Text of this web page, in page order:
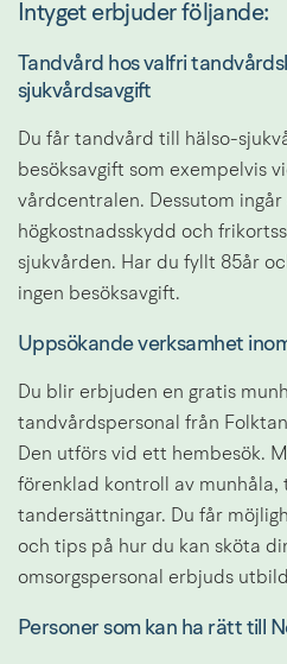
Intyget erbjuder följande:
Tandvård hos valfri
sjukvårdsavgift
Du får tandvård till hälso-
besöksavgift som exempelvis
vårdcentralen. Dessutom
högkostnadsskydd och
sjukvården. Har du fyllt 85år
ingen besöksavgift.
Uppsökande verksamhet
Du blir erbjuden en gratis
tandvårdspersonal från
Den utförs vid ett hembesök.
förenklad kontroll av munhåla,
tandersättningar. Du får
och tips på hur du kan sköta
omsorgspersonal erbjuds
Personer som kan ha rätt till